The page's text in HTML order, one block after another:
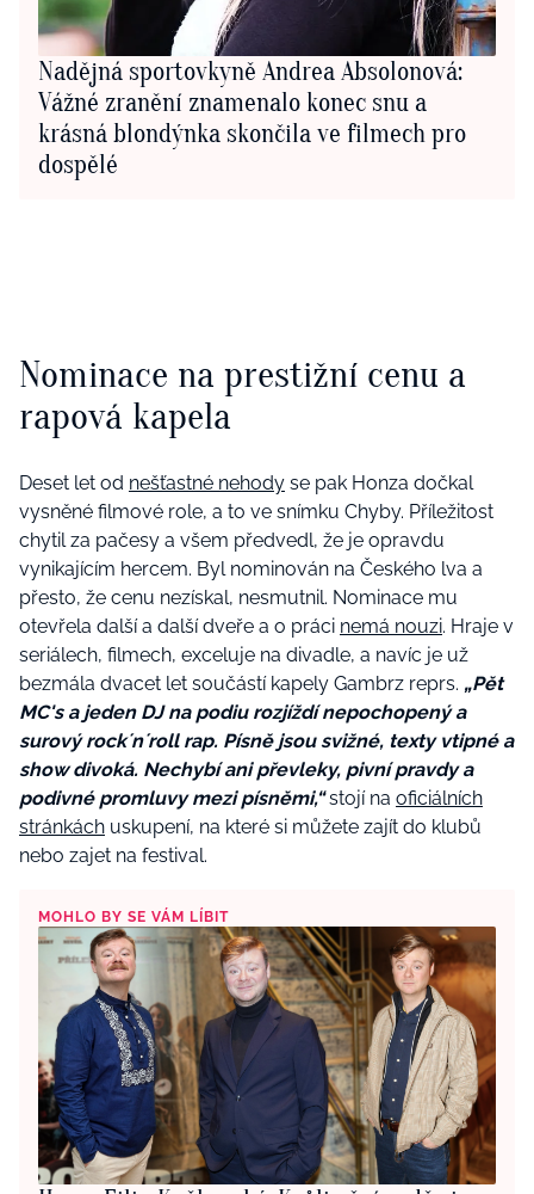
Nadějná sportovkyně Andrea Absolonová:
Vážné zranění znamenalo konec snu a
krásná blondýnka skončila ve filmech pro
dospělé
Nominace na prestižní cenu a
rapová kapela
Deset let od nešťastné nehody se pak Honza dočkal
vysněné filmové role, a to ve snímku Chyby. Příležitost
chytil za pačesy a všem předvedl, že je opravdu
vynikajícím hercem. Byl nominován na Českého lva a
přesto, že cenu nezískal, nesmutnil. Nominace mu
otevřela další a další dveře a o práci nemá nouzi. Hraje v
seriálech, filmech, exceluje na divadle, a navíc je už
bezmála dvacet let součástí kapely Gambrz reprs. „Pět
MC's a jeden DJ na podiu rozjíždí nepochopený a
surový rock´n´roll rap. Písně jsou svižné, texty vtipné a
show divoká. Nechybí ani převleky, pivní pravdy a
podivné promluvy mezi písněmi,“stojí na oficiálních
stránkách uskupení, na které si můžete zajít do klubů
nebo zajet na festival.
MOHLO BY SE VÁM LÍBIT